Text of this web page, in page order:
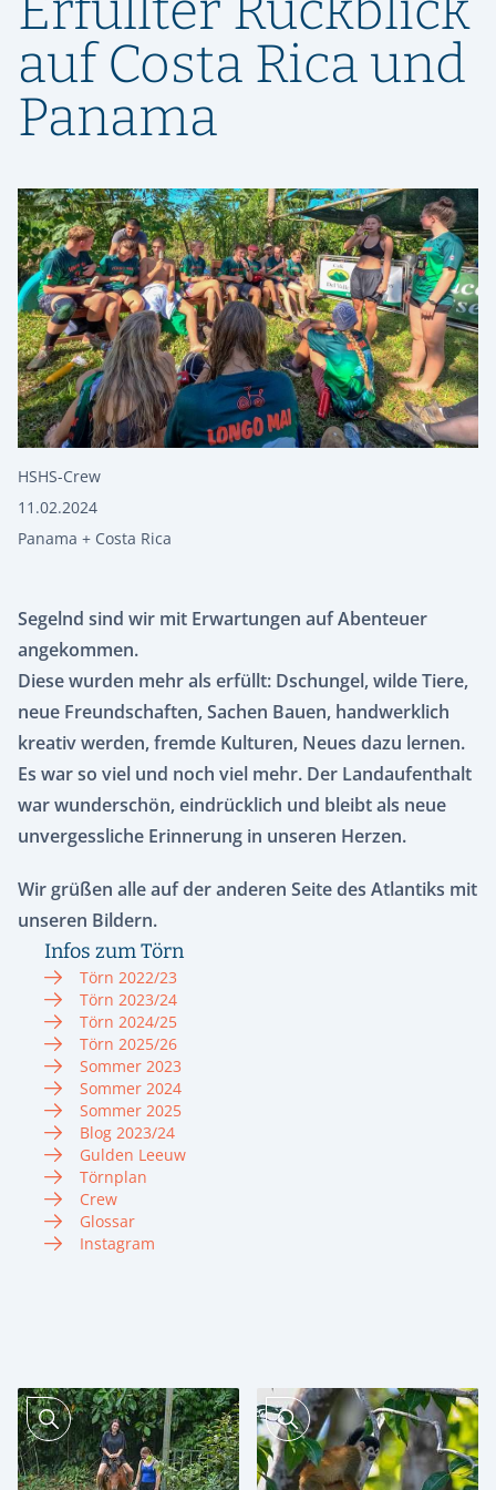
auf Costa Rica und
Panama
HSHS-Crew
11.02.2024
Panama + Costa Rica
Segelnd sind wir mit Erwartungen auf Abenteuer
angekommen.
Diese wurden mehr als erfüllt: Dschungel, wilde Tiere,
neue Freundschaften, Sachen Bauen, handwerklich
kreativ werden, fremde Kulturen, Neues dazu lernen.
Es war so viel und noch viel mehr. Der Landaufenthalt
war wunderschön, eindrücklich und bleibt als neue
unvergessliche Erinnerung in unseren Herzen.
Wir grüßen alle auf der anderen Seite des Atlantiks mit
unseren Bildern.
Infos zum Törn
Törn 2022/23
Törn 2023/24
Törn 2024/25
Törn 2025/26
Sommer 2023
Sommer 2024
Sommer 2025
Blog 2023/24
Gulden Leeuw
Törnplan
Crew
Glossar
Instagram